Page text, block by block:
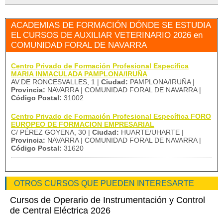
ACADEMIAS DE FORMACIÓN DÓNDE SE ESTUDIA
EL CURSOS DE AUXILIAR VETERINARIO 2026 en
COMUNIDAD FORAL DE NAVARRA
Centro Privado de Formación Profesional Específica
MARIA INMACULADA PAMPLONA/IRUÑA
AV.DE RONCESVALLES, 1 | Ciudad: PAMPLONA/IRUÑA |
Provincia: NAVARRA | COMUNIDAD FORAL DE NAVARRA |
Código Postal: 31002
Centro Privado de Formación Profesional Específica FORO
EUROPEO DE FORMACION EMPRESARIAL
C/ PÉREZ GOYENA, 30 | Ciudad: HUARTE/UHARTE |
Provincia: NAVARRA | COMUNIDAD FORAL DE NAVARRA |
Código Postal: 31620
OTROS CURSOS QUE PUEDEN INTERESARTE
Cursos de Operario de Instrumentación y Control
de Central Eléctrica 2026